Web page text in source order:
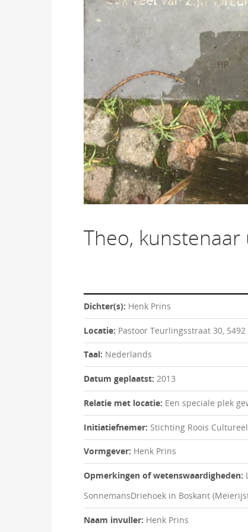
Theo,
Dichter(s): Henk Prins
Locatie: Pastoor Teurlingsstraat 30,
Taal: Nederlands
Datum geplaatst: 2013
Relatie met locatie: Een speciale plek
Initiatiefnemer: Stichting Roois
Vormgever: Henk Prins
Opmerkingen of wetenswaardigheden:
SonnemansDriehoek in Boskant
Naam invuller: Henk Prins